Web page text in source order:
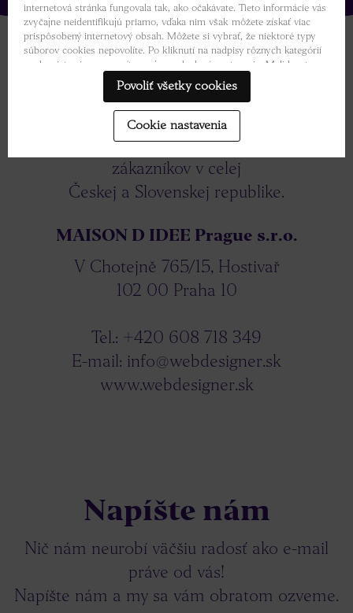
Kontakt
Poskytujeme starostlivosť a servis pre
zákazníkov v celej
Českej a Slovenskej republike.
MAISON D IDEE Prague s.r.o.
V Chotejně 765/15, Hostivař
102 00 Praha 10
Tel.: +420 608 718 349
E-mail: info@webdesigner.sk
www.webdesigner.sk
Napíšte nám
Nič nám neurobí väčšiu radosť ako e-mail
práve od vás!
Napíšte nám a my sa vám obratom ozveme.
internetová stránka fungovala tak, ako očakávate. Tieto informácie vás
zvyčajne neidentifikujú priamo, vďaka nim však môžete získať viac
prispôsobený internetový obsah. Môžete si vybrať, že niektoré typy
súborov cookies nepovolíte. Po kliknutí na nadpisy rôznych kategórií
sa dozviete viac a zmeníte svoje predvolené nastavenia. Mali by ste
však vedieť, že blokovanie niektorých súborov cookies môže ovplyvniť
vašu skúsenosť so stránkou a služby, ktoré vám môžeme ponúknuť.
Cookie nastavenia
Povoliť všetky cookies